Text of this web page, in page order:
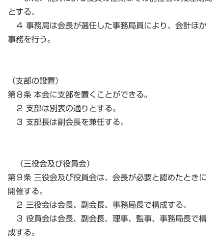
とする。
４ 事務局は会長が選任した事務局員により、会計ほか
事務を行う。
（支部の設置）
第８条 本会に支部を置くことができる。
２ 支部は別表の通りとする。
３ 支部長は副会長を兼任する。
（三役会及び役員会）
第９条 三役会及び役員会は、会長が必要と認めたときに
開催する。
２ 三役会は会長、副会長、事務局長で構成する。
３ 役員会は会長、副会長、理事、監事、事務局長で構
成する。